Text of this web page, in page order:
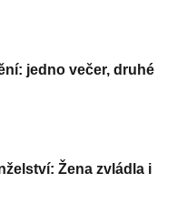
jedno večer, druhé
Žena zvládla i